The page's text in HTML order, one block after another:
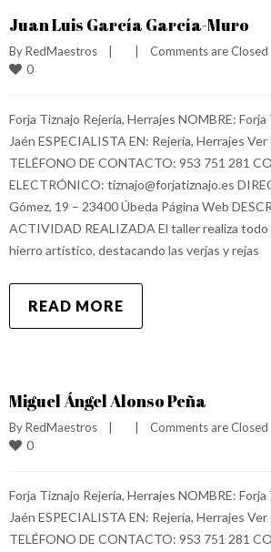
Juan Luis García García-Muro
By RedMaestros Comments are Closed
0
Forja Tiznajo Rejería, Herrajes NOMBRE:
Jaén ESPECIALISTA EN: Rejería, Herrajes
TELÉFONO DE CONTACTO: 953 751 281
ELECTRÓNICO: tiznajo@forjatiznajo.es
Gómez, 19 – 23400 Úbeda Página Web
ACTIVIDAD REALIZADA El taller realiza
hierro artístico, destacando las verjas y rejas
READ MORE
Miguel Ángel Alonso Peña
By RedMaestros Comments are Closed
0
Forja Tiznajo Rejería, Herrajes NOMBRE:
Jaén ESPECIALISTA EN: Rejería, Herrajes
TELÉFONO DE CONTACTO: 953 751 281